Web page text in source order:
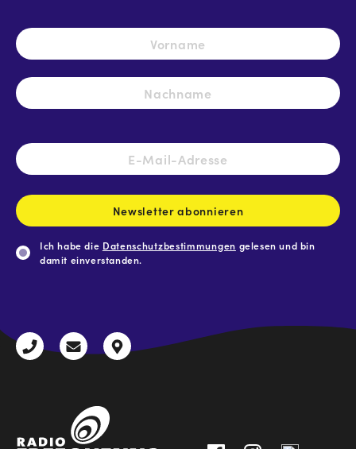
Name *
E-
Mail-
Newsletter abonnieren
Ich habe die Datenschutzbestimmungen gelesen und bin
damit einverstanden.
+43
radio@freequenns.at
Kulturhausstraße